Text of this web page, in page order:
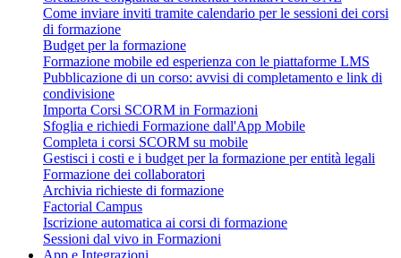
Come inviare inviti tramite calendario per le sessioni dei corsi
di formazione
Budget per la formazione
Formazione mobile ed esperienza con le piattaforme LMS
Pubblicazione di un corso: avvisi di completamento e link di
condivisione
Importa Corsi SCORM in Formazioni
Sfoglia e richiedi Formazione dall'App Mobile
Completa i corsi SCORM su mobile
Gestisci i costi e i budget per la formazione per entità legali
Formazione dei collaboratori
Archivia richieste di formazione
Factorial Campus
Iscrizione automatica ai corsi di formazione
Sessioni dal vivo in Formazioni
App e Integrazioni